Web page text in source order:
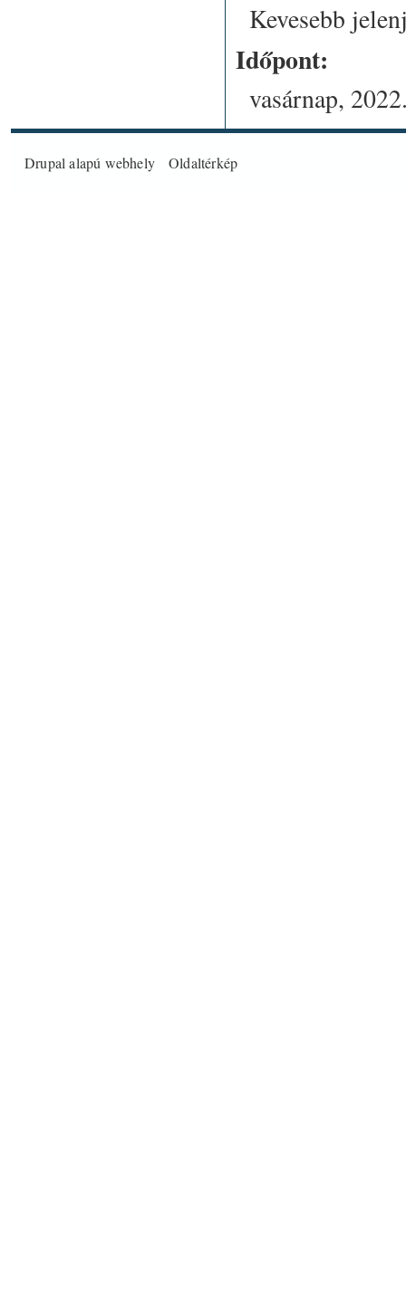
Kevesebb
Időpont:
vasárnap,
Drupalalapú webhely Oldaltérkép